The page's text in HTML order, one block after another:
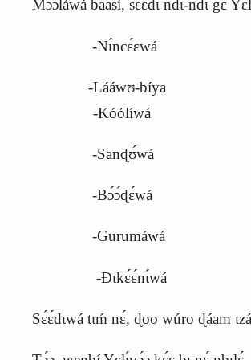
Mɔ́ɔ́láwá baasí, sɛ́ɛ́dɩ ndɩ-ndɩ gɛ
-Nɩ́ncɛ́ɛwá
-Lááwʊ-bíya
-Kóólíwá
-Sanɖʊ́wá
-Bɔ́ɔ́ɖɛ́wá
-Gurumáwá
-Ɖɩkɛ́ɛ́nɩ́wá
Sɛ́ɛ́dɩwá tɩḿ nɛ́, ɖoo wúro ɖáam